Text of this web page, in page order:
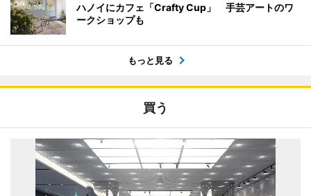
ハノイにカフェ「Crafty Cup」 手芸アートのワ
ークショップも
もっと見る
買う